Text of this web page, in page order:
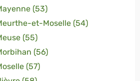
(53)
et-Moselle (54)
(55)
(56)
(57)